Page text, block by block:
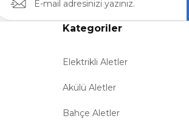
Kategoriler
Elektrikli Aletler
Akülü Aletler
Bahçe Aletler